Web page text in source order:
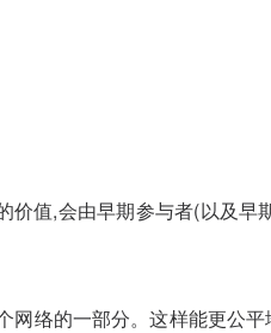
价值,会由早期参与者(以及早
网络的一部分。这样能更公